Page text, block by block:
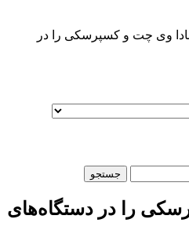
وی چت و کسپرسکی را در
را در دستگاه‌های